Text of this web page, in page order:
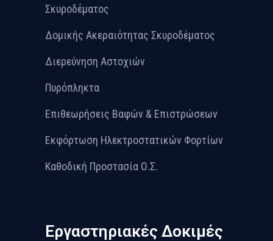
Σκυροδέματος
Δομικής Ακεραιότητας Σκυροδέματος
Διερεύνηση Αστοχιών
Πυρόπληκτα
Επιθεωρήσεις Βαφών & Επιστρώσεων
Εκφόρτωση Ηλεκτροστατικών Φορτίων
Καθοδική Προστασία Ο.Σ.
Εργαστηριακές Δοκιμές